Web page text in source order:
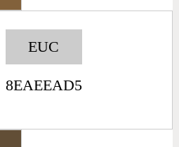
EUC
8EAEEAD5